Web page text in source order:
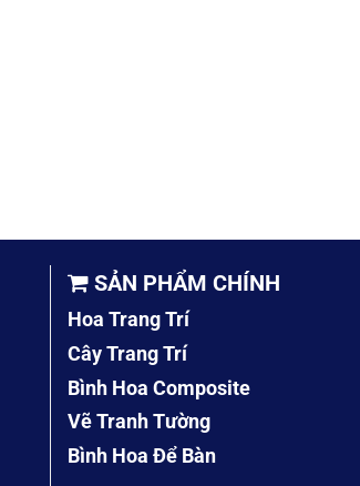
SẢN PHẨM CHÍNH
Hoa Trang Trí
Cây Trang Trí
Bình Hoa Composite
Vẽ Tranh Tường
Bình Hoa Để Bàn